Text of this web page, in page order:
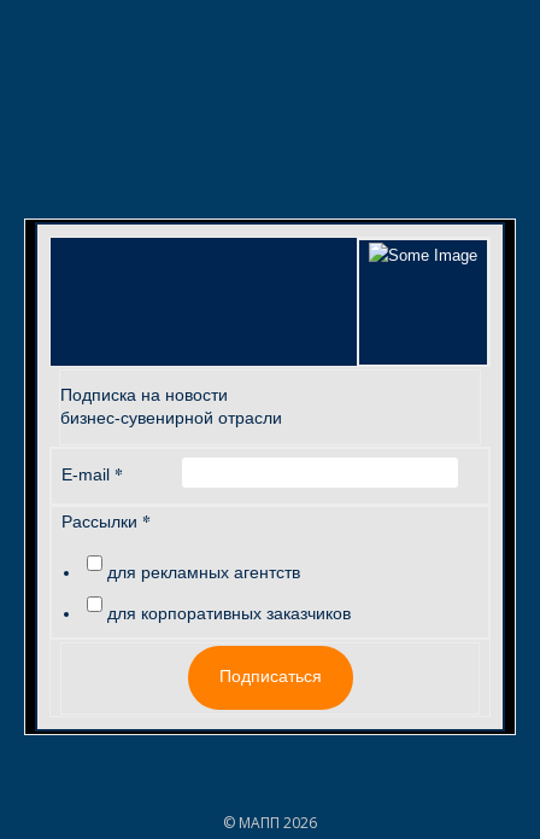
Подписка на новости
бизнес-сувенирной отрасли
E-mail *
Рассылки *
для рекламных агентств
для корпоративных заказчиков
Подписаться
© МАПП 2026